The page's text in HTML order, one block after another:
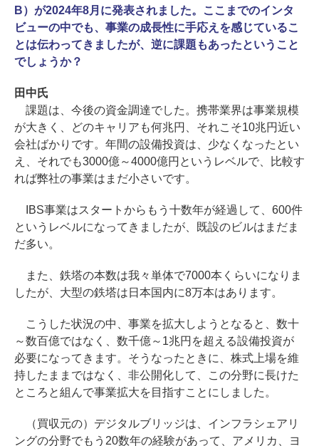
B）が2024年8月に発表されました。ここまでのインタ
ビューの中でも、事業の成長性に手応えを感じているこ
とは伝わってきましたが、逆に課題もあったということ
でしょうか？
田中氏
課題は、今後の資金調達でした。携帯業界は事業規模
が大きく、どのキャリアも何兆円、それこそ10兆円近い
会社ばかりです。年間の設備投資は、少なくなったとい
え、それでも3000億～4000億円というレベルで、比較す
れば弊社の事業はまだ小さいです。
IBS事業はスタートからもう十数年が経過して、600件
というレベルになってきましたが、既設のビルはまだま
だ多い。
また、鉄塔の本数は我々単体で7000本くらいになりま
したが、大型の鉄塔は日本国内に8万本はあります。
こうした状況の中、事業を拡大しようとなると、数十
～数百億ではなく、数千億～1兆円を超える設備投資が
必要になってきます。そうなったときに、株式上場を維
持したままではなく、非公開化して、この分野に長けた
ところと組んで事業拡大を目指すことにしました。
（買収元の）デジタルブリッジは、インフラシェアリ
ングの分野でもう20数年の経験があって、アメリカ、ヨ